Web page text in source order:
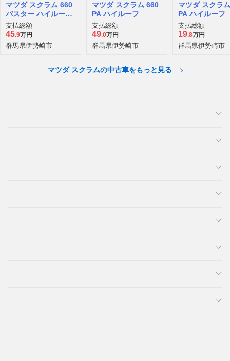
マツダ スクラム 660
バスター ハイルーフ
5AGS車
支払総額
45.9万円
群馬県伊勢崎市
マツダ スクラム 660
PA ハイルーフ
支払総額
49.0万円
群馬県伊勢崎市
マツダ スクラ
PA ハイルーフ
支払総額
19.8万円
群馬県伊勢崎市
マツダ スクラムの中古車をもっと見る